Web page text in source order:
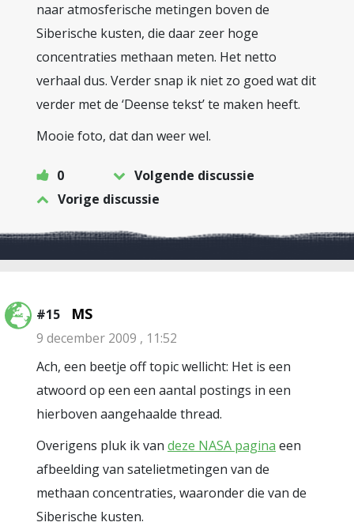
naar atmosferische metingen boven de
Siberische kusten, die daar zeer hoge
concentraties methaan meten. Het netto
verhaal dus. Verder snap ik niet zo goed wat dit
verder met de ‘Deense tekst’ te maken heeft.
Mooie foto, dat dan weer wel.
0
Volgende discussie
Vorige discussie
#15 MS
9 december 2009 , 11:52
Ach, een beetje off topic wellicht: Het is een
atwoord op een een aantal postings in een
hierboven aangehaalde thread.
Overigens pluk ik van deze NASA pagina een
afbeelding van satelietmetingen van de
methaan concentraties, waaronder die van de
Siberische kusten.